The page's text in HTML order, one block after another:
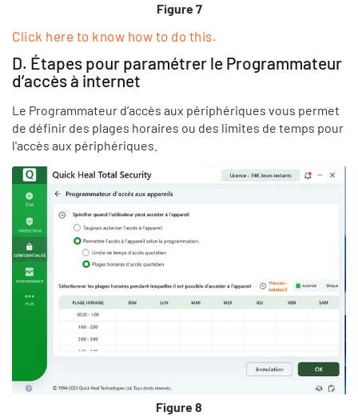
Figure 7
Click here to know how to do this.
D. Étapes pour paramétrer le Programmateur
d’accès à internet
Le Programmateur d’accès aux périphériques vous permet
de définir des plages horaires ou des limites de temps pour
l'accès aux périphériques.
Figure 8